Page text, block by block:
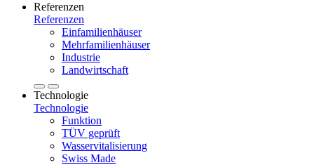
Referenzen
Referenzen
Einfamilienhäuser
Mehrfamilienhäuser
Industrie
Landwirtschaft
Technologie
Technologie
Funktion
TÜV geprüft
Wasservitalisierung
Swiss Made